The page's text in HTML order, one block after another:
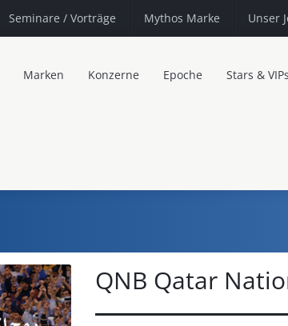
Seminare / Vorträge Mythos Marke Unser
Marken Konzerne Epoche Stars &
QNB Qatar